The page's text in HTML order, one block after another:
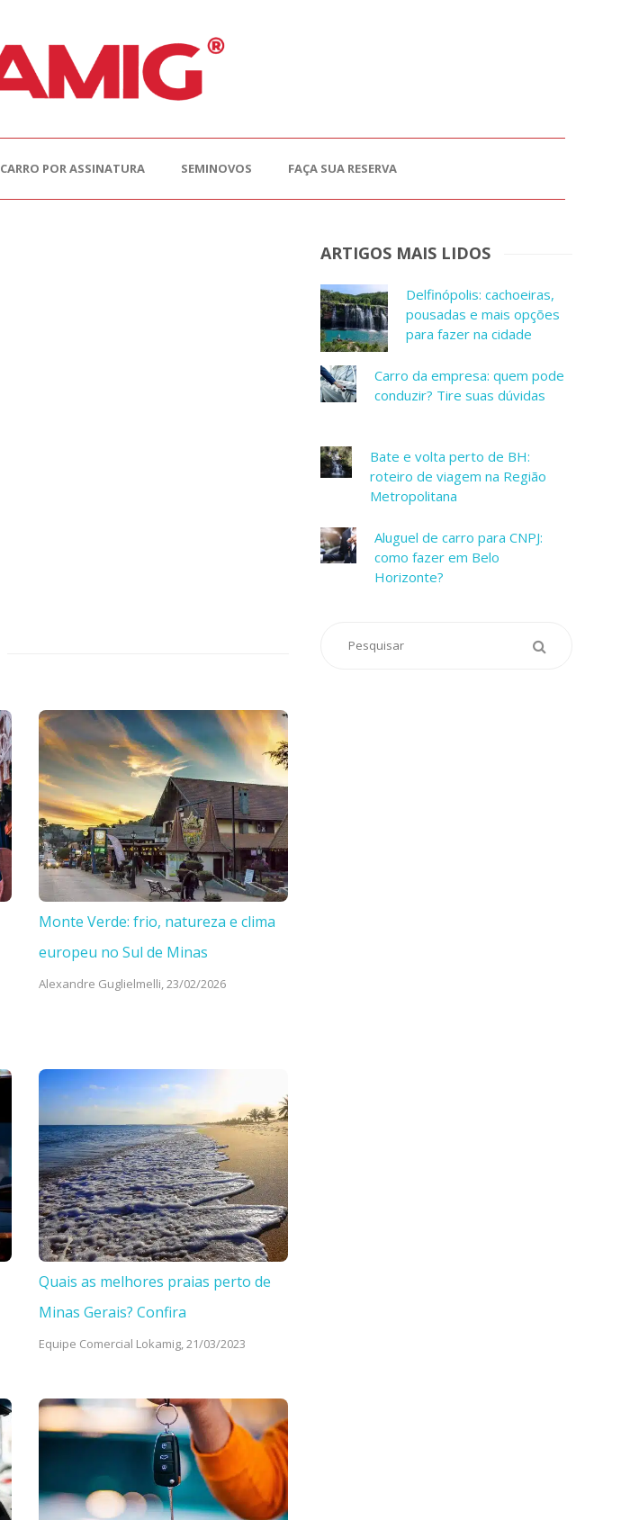
CARRO POR ASSINATURA SEMINOVOS FAÇA SUA RESERVA
Monte Verde: frio, natureza e clima
europeu no Sul de Minas
Alexandre Guglielmelli,23/02/2026
Quais as melhores praias perto de
Minas Gerais? Confira
Equipe Comercial Lokamig,21/03/2023
ARTIGOS MAIS LIDOS
Delfinópolis: cachoeiras,
pousadas e mais opções
para fazer na cidade
Carro da empresa: quem pode
conduzir? Tire suas dúvidas
Bate e volta perto de BH:
roteiro de viagem na Região
Metropolitana
Aluguel de carro para CNPJ:
como fazer em Belo
Horizonte?